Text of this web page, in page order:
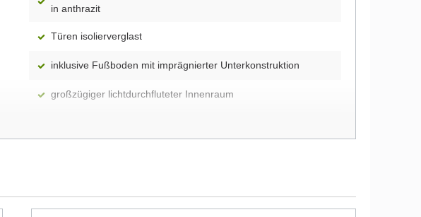
in anthrazit
Türen isolierverglast
inklusive Fußboden mit imprägnierter Unterkonstruktion
großzügiger lichtdurchfluteter Innenraum
Dach aus 18 mm starken Dachbrettern